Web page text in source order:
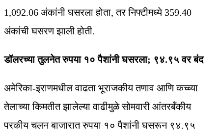
1,092.06 अंकांनी घसरला होता, तर निफ्टीमध्ये 359.40
अंकांची घसरण झाली होती.
डॉलरच्या तुलनेत रुपया १० पैशांनी घसरला; ९४.९५ वर बंद
अमेरिका-इराणमधील वाढता भूराजकीय तणाव आणि कच्च्या
तेलाच्या किमतीत झालेल्या वाढीमुळे सोमवारी आंतरबँकीय
परकीय चलन बाजारात रुपया १० पैशांनी घसरून ९४.९५